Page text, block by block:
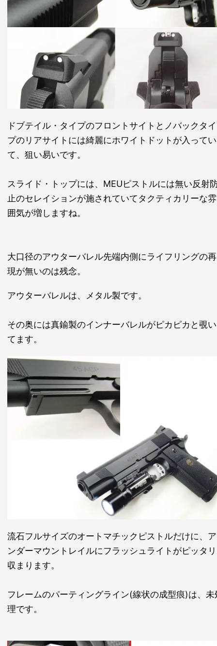
ドブテイル・タイプのフロントサイトとノバックタイ
プのリアサイトには綺麗にホワイトドットが入ってい
て、狙い易いです。
スライド・トップには、MEUピストルには無い反射
止のセレイションが施されていてタクティカリーな雰
囲気が増しますね。
大口径のアウターバレル先端内側にライフリングの再
現が無いのは残念。
アウターバレルは、メタル製です。
その奥には真鍮製のインナーバレルがピカピカと覗い
てます。
流石フルサイズのオートマチックピストルだけに、ア
ンダーマウントレイルにフラッシュライトがピッタリ
収まります。
フレームのパーティングライン(線状の成型痕)は、未
理です。